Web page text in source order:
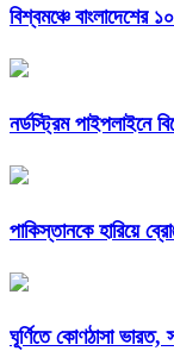
বিশ্বমঞ্চে বাংলাদেশের
নর্ডস্ট্রিম পাইপলাইনে
পাকিস্তানকে হারিয়ে
ঘূর্ণিতে কোণঠাসা ভারত,